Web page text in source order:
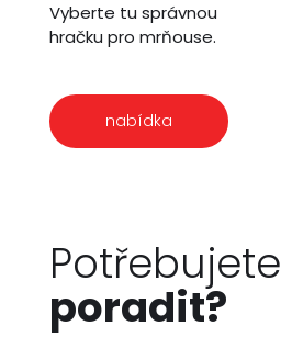
Vyberte tu správnou
hračku pro mrňouse.
nabídka
Potřebujete
poradit?